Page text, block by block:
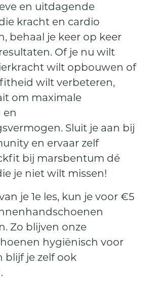
en uitdagende
kracht en cardio
behaal je keer op keer
Of je nu wilt
wilt opbouwen of
wilt verbeteren,
om maximale
en
Sluit je aan bij
en ervaar zelf
bij marsbentum dé
je niet wilt missen!
je 1e les, kun je voor €5
Zo blijven onze
hygiënisch voor
blijf je zelf ook